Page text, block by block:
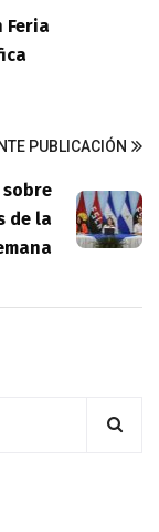
Feria
PUBLICACIÓN
sobre
de la